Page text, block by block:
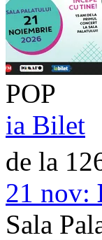
POP
ia Bilet
de la
21 nov:
Sala